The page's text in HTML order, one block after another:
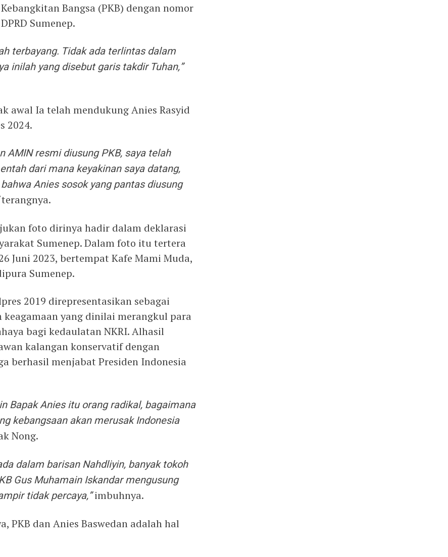
Bangsa (PKB) dengan nomor
Sumenep.
terbayang. Tidak ada terlintas dalam
inilah yang disebut garis takdir Tuhan,”
awal Ia telah mendukung Anies Rasyid
2024.
AMIN resmi diusung PKB, saya telah
dari mana keyakinan saya datang,
Anies sosok yang pantas diusung
foto dirinya hadir dalam deklarasi
Sumenep. Dalam foto itu tertera
Juni 2023, bertempat Kafe Mami Muda,
Sumenep.
2019 direpresentasikan sebagai
yang dinilai merangkul para
bagi kedaulatan NKRI. Alhasil
kalangan konservatif dengan
berhasil menjabat Presiden Indonesia
Bapak Anies itu orang radikal, bagaimana
kebangsaan akan merusak Indonesia
Nong.
dalam barisan Nahdliyin, banyak tokoh
Gus Muhamain Iskandar mengusung
tidak percaya,”imbuhnya.
PKB dan Anies Baswedan adalah hal